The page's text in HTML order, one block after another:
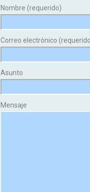
Nombre (requerido)
Correo electrónico
Asunto
Mensaje